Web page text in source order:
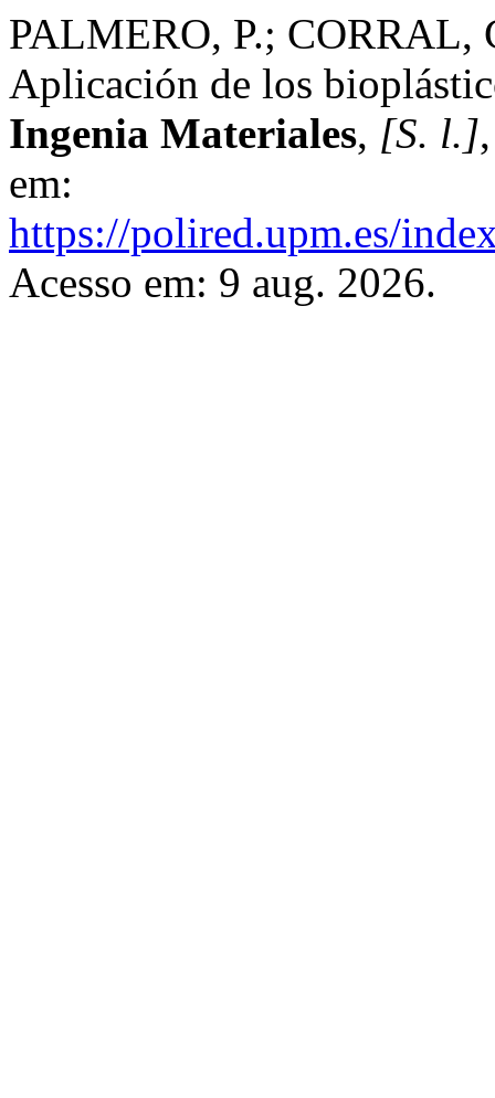
PALMERO, P.;
Aplicación de los
Ingenia Materiales, [S. l.]
em:
https://polired.upm.es/
Acesso em: 9 aug. 2026.